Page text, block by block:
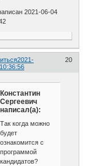
2021-06-04
20
2021-
Константин
Сергеевич
написал(а):
Так когда можно
будет
ознакомится с
программой
кандидатов?